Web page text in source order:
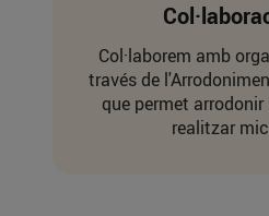
Col·laborem amb
través de
que permet
realitzar